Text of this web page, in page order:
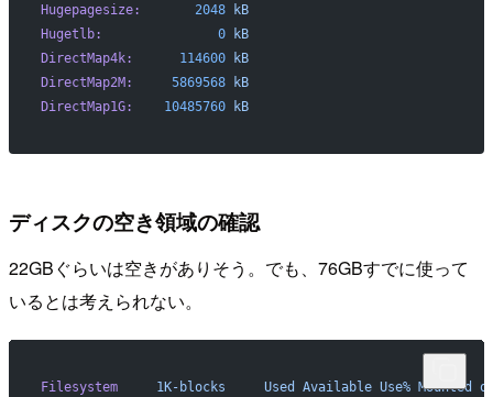
Hugepagesize:
       2048
kB
Hugetlb:
               0
kB
DirectMap4k:
      114600
kB
DirectMap2M:
     5869568
kB
DirectMap1G:
    10485760
kB
ディスクの空き領域の確認
22GBぐらいは空きがありそう。でも、76GBすでに使って
いるとは考えられない。
Filesystem
     1K-blocks
     Used
Available Use% Mounted